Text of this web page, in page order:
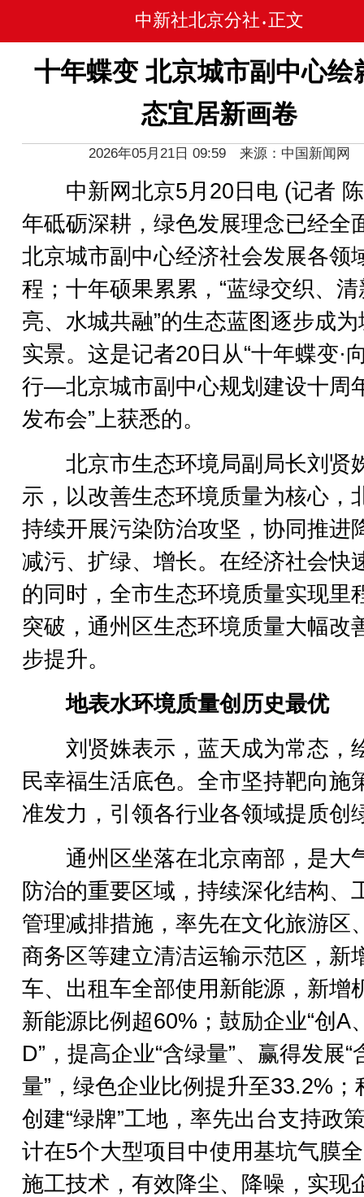
中新社北京分社 • 正文
十年蝶变 北京城市副中心绘
态宜居新画卷
2026年05月21日 09:59 来源：中国新闻网
中新网北京5月20日电 (记者
年砥砺深耕，绿色发展理念已经全
北京城市副中心经济社会发展各领
程；十年硕果累累，“蓝绿交织、
亮、水城共融”的生态蓝图逐步成
实景。这是记者20日从“十年蝶变·
行—北京城市副中心规划建设十周
发布会”上获悉的。
北京市生态环境局副局长刘贤
示，以改善生态环境质量为核心，
持续开展污染防治攻坚，协同推进
减污、扩绿、增长。在经济社会快
的同时，全市生态环境质量实现里
突破，通州区生态环境质量大幅改
步提升。
地表水环境质量创历史最优
刘贤姝表示，蓝天成为常态，
民幸福生活底色。全市坚持靶向施
准发力，引领各行业各领域提质创
通州区坐落在北京南部，是大
防治的重要区域，持续深化结构、
管理减排措施，率先在文化旅游区
商务区等建立清洁运输示范区，新
车、出租车全部使用新能源，新增
新能源比例超60%；鼓励企业“创A
D”，提高企业“含绿量”、赢得发展“
量”，绿色企业比例提升至33.2%；
创建“绿牌”工地，率先出台支持政
计在5个大型项目中使用基坑气膜
施工技术，有效降尘、降噪，实现